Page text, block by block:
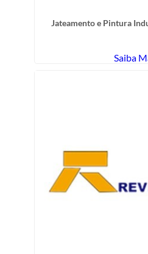
Jateamento e Pintura
Saiba